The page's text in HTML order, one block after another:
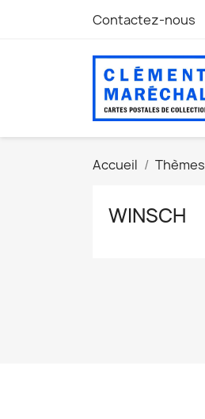
Contactez-nous
Accueil Thèmes
WINSCH